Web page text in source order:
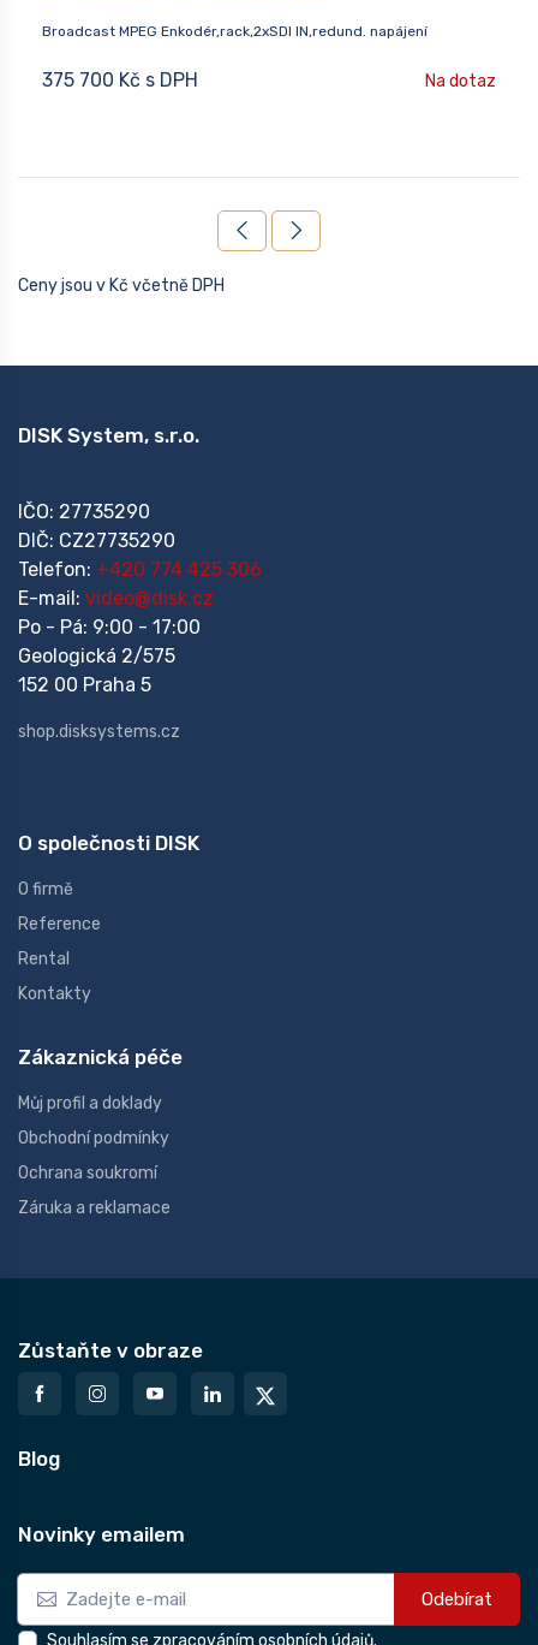
Broadcast MPEG Enkodér,rack,2xSDI IN,redund. napájení
375 700 Kč s DPH Na dotaz
Ceny jsou v Kč včetně DPH
DISK System, s.r.o.
IČO: 27735290
DIČ: CZ27735290
Telefon: +420 774 425 306
E-mail: video@disk.cz
Po - Pá: 9:00 - 17:00
Geologická 2/575
152 00 Praha 5
shop.disksystems.cz
O společnosti DISK
O firmě
Reference
Rental
Kontakty
Zákaznická péče
Můj profil a doklady
Obchodní podmínky
Ochrana soukromí
Záruka a reklamace
Zůstaňte v obraze
Blog
Novinky emailem
Odebírat